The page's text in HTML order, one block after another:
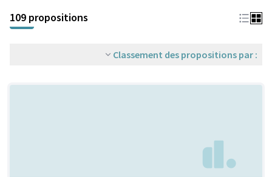
+
−
109 propositions
Classement des propositions par :